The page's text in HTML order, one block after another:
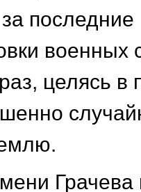
последние
целясь в